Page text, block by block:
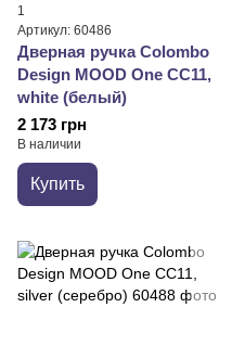
1
Артикул: 60486
Дверная ручка Colombo
Design MOOD One CC11,
white (белый)
2 173 грн
В наличии
Купить